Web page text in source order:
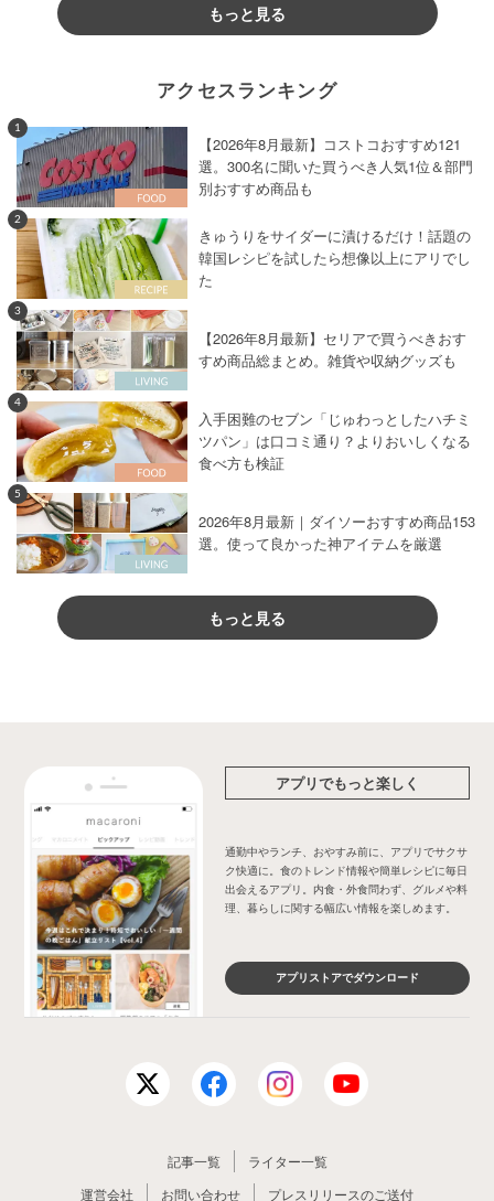
もっと見る
アクセスランキング
1
【2026年8月最新】コストコおすすめ121
選。300名に聞いた買うべき人気1位＆部門
別おすすめ商品も
2
きゅうりをサイダーに漬けるだけ！話題の
韓国レシピを試したら想像以上にアリでし
た
3
【2026年8月最新】セリアで買うべきおす
すめ商品総まとめ。雑貨や収納グッズも
4
入手困難のセブン「じゅわっとしたハチミ
ツパン」は口コミ通り？よりおいしくなる
食べ方も検証
5
2026年8月最新｜ダイソーおすすめ商品153
選。使って良かった神アイテムを厳選
もっと見る
アプリでもっと楽しく
通勤中やランチ、おやすみ前に、アプリでサクサ
ク快適に。食のトレンド情報や簡単レシピに毎日
出会えるアプリ。内食・外食問わず、グルメや料
理、暮らしに関する幅広い情報を楽しめます。
アプリストアでダウンロード
記事一覧
ライター一覧
運営会社
お問い合わせ プレスリリースのご送付